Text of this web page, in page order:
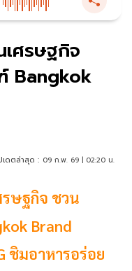
ศรษฐกิจ
Bangkok
ดตล่าสุด : 09 ก.พ. 69 | 02:20 น.
ษฐกิจ ชวน
Brand
ชิมอาหารอร่อย